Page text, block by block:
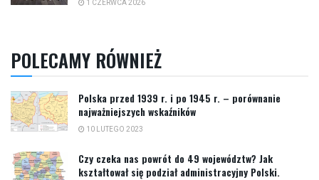
1 CZERWCA 2026
POLECAMY RÓWNIEŻ
Polska przed 1939 r. i po 1945 r. – porównanie
najważniejszych wskaźników
10 LUTEGO 2023
Czy czeka nas powrót do 49 województw? Jak
kształtował się podział administracyjny Polski.